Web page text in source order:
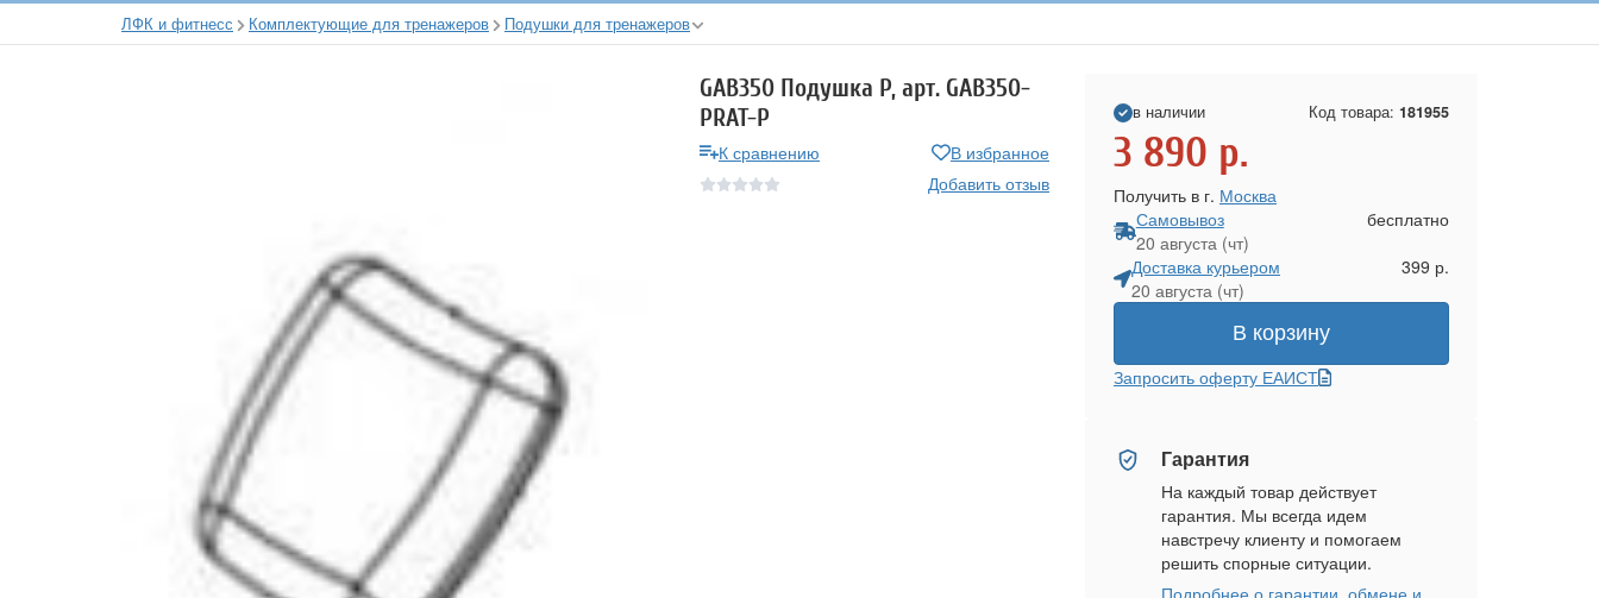
ЛФК и фитнесс Комплектующие для тренажеров Подушки для тренажеров
GAB350 Подушка P, арт. GAB350-
PRAT-P
К сравнению
В избранное
Добавить отзыв
в наличии Код товара: 181955
3 890 р.
Получить в г. Москва
Самовывоз
20 августа (чт)
бесплатно
Доставка курьером
20 августа (чт)
399 р.
В корзину
Запросить оферту ЕАИСТ
Гарантия
На каждый товар действует
гарантия. Мы всегда идем
навстречу клиенту и помогаем
решить спорные ситуации.
Подробнее о гарантии, обмене и